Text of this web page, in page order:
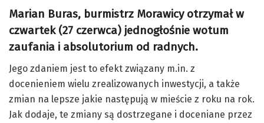
Marian Buras, burmistrz Morawicy otrzymał w
czwartek (27 czerwca) jednogłośnie wotum
zaufania i absolutorium od radnych.
Jego zdaniem jest to efekt związany m.in. z
docenieniem wielu zrealizowanych inwestycji, a także
zmian na lepsze jakie następują w mieście z roku na rok.
Jak dodaje, te zmiany są dostrzegane i doceniane przez